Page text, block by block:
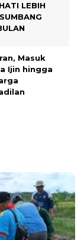
LEBIH
Masuk
Ijin hingga